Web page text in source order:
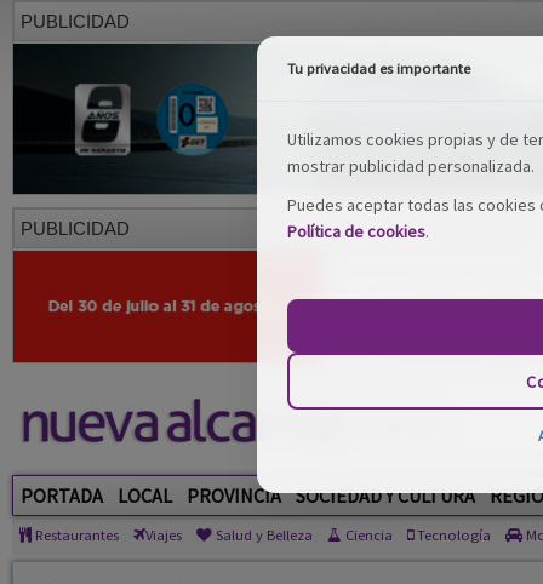
PUBLICIDAD
PUBLICIDAD
PORTADA LOCAL PROVINCIA SOCIEDAD Y CULTURA
Restaurantes Viajes Salud y Belleza Ciencia Tecnología
Tu privacidad es importante
Utilizamos cookies propias y de
mostrar publicidad personalizada.
Puedes aceptar todas las
Política de cookies.